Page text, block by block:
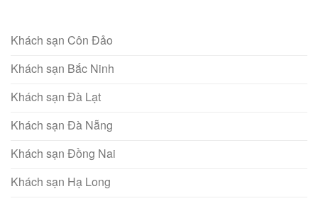
Khách sạn Côn Đảo
Khách sạn Bắc Ninh
Khách sạn Đà Lạt
Khách sạn Đà Nẵng
Khách sạn Đồng Nai
Khách sạn Hạ Long